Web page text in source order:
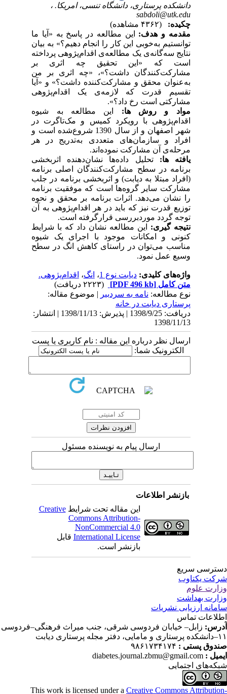
دانشکده پرستاری، دانشگاه تنسی، امریکا. ،
sabdoli@utk.edu
چکیده:
مقدمه و هدف:این مطالعه در پاسخ به «آیا ما
توانستیم به‌خوبی این کار را انجام دهیم؟» به بیان
نتایج سه‌گانه‌ی یک مطالعه‌ی اقدام‌پژوهی پرداخته
است که «این تحقیق چه اثری بر
مشارکت‌کنندگان داشت؟»، «چه اثری بر من
به‌عنوان محقق و مشارکت‌کننده داشت؟» و «آیا
تقسیم قدرت که لازمه‌ی یک اقدام‌پژوهی
مشارکتی است رخ داد؟».
مواد و روش ها:
این مطالعه به شیوه
اقدام‌پژوهی با رویکرد کمیس و مک‌تاگرت در
شهر اصفهان و از سال 1390 شروع‌شده است و
افراد و سازمان‌های متعددی به‌تدریج در هر
مرحله‌ی آن مشارکت نموده‌اند.
یافته ها:
تحلیل داده‌ها نشان‌دهنده اثربخشی
برنامه در سطح مشارکت‌کنندگان اصلی برنامه
(افراد مبتلا به دیابت) و اثربخشی برنامه در جلب
مشارکت سایر گروه‌ها است که موفقیت برنامه
را نشان می‌دهد. اثرات برنامه بر محقق و نحوه
توزیع قدرت نیز که باید در هر اقدام‌پژوهی به آن
توجه گردد موردبررسی قرارگرفته است.
نتیجه گیری:این مطالعه نشان داد که با شرایط
کنونی و امکانات موجود با اجرای یک شیوه
مناسب می‌توان در راستای کاهش انگ در سطح
وسیع عمل نمود.
واژه‌های کلیدی:دیابت نوع 1 ،انگ،اقدام‌پژوهی.
متن کامل[PDF 496 kb]
نوع مطالعه:نامه به سردبیر| موضوع مقاله:
پرستاری دیابت در خانه
دریافت: 1398/9/25 | پذیرش: 1398/11/13 | انتشار:
1398/11/13
ارسال نظر درباره این مقاله : نام کاربری یا پست
الکترونیک شما:
ارسال پیام به نویسنده مسئول
بازنشر اطلاعات
این مقاله تحت شرایطCreative
Commons Attribution-
NonCommercial 4.0
International Licenseقابل
بازنشر است.
سریع
یکتاوب
علوم
بهداشت
ارزیابی نشریات
تماس
زابل– خیابان فردوسی شرقی، جنب میراث فرهنگی–فردوسی
پرستاری دیابت
پستی : ۹۸۶۱۷۳۴۱۷۴
:
diabetes.journal.zbmu@gmail.com
اجتمایی
This work is licensed under aCreative Commons